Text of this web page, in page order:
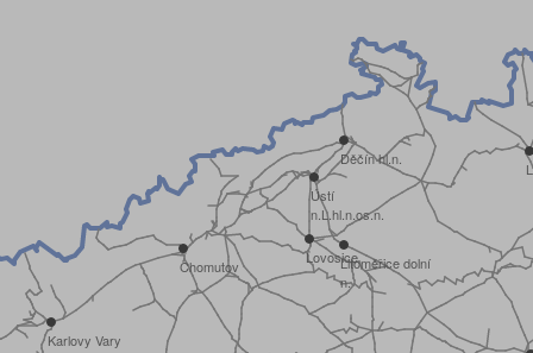
Lovosice
Ústí
n.L.hl.n.os.n.
Chomutov
Děčín hl.n.
Litoměřice dolní
n.
Karlovy Vary